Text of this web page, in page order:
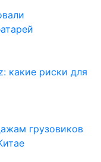
какие риски для
грузовиков